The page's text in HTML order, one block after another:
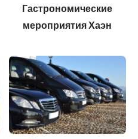
Гастрономические
мероприятия Хаэн